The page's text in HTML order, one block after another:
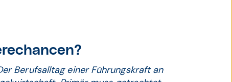
Berufsalltag einer Führungskraft an